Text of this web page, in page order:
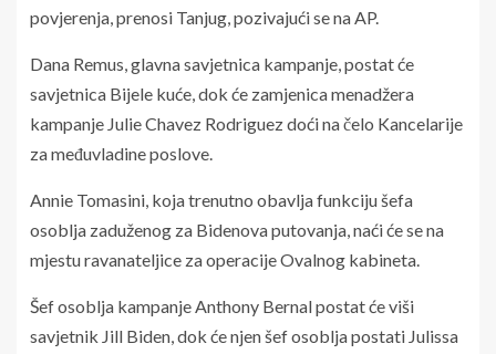
povjerenja, prenosi Tanjug, pozivajući se na AP.
Dana Remus, glavna savjetnica kampanje, postat će
savjetnica Bijele kuće, dok će zamjenica menadžera
kampanje Julie Chavez Rodriguez doći na čelo Kancelarije
za međuvladine poslove.
Annie Tomasini, koja trenutno obavlja funkciju šefa
osoblja zaduženog za Bidenova putovanja, naći će se na
mjestu ravanateljice za operacije Ovalnog kabineta.
Šef osoblja kampanje Anthony Bernal postat će viši
savjetnik Jill Biden, dok će njen šef osoblja postati Julissa